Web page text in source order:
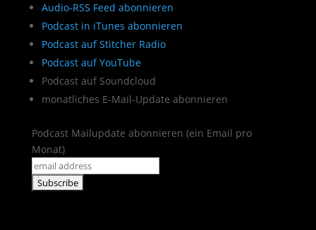
Audio-RSS Feed abonnieren
Podcast in iTunes abonnieren
Podcast auf Stitcher Radio
Podcast auf YouTube
Podcast auf Soundcloud
monatliches E-Mail-Update abonnieren
Podcast Mailupdate abonnieren (ein Email pro
Monat)